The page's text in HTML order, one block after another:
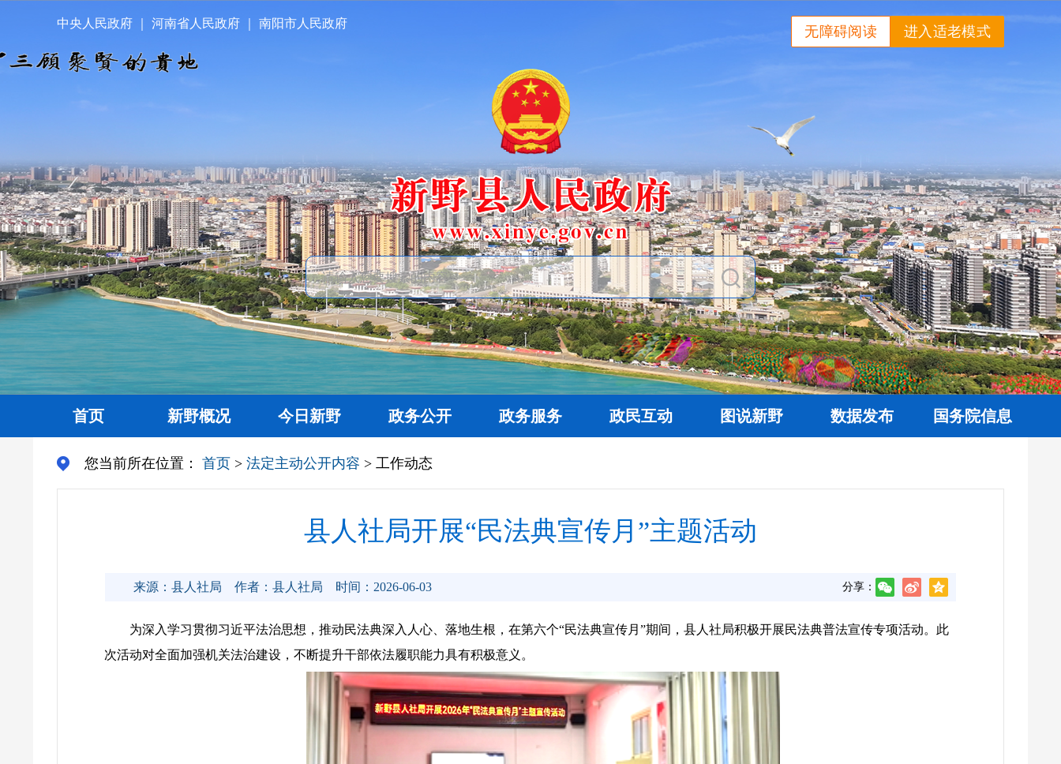
中央人民政府 河南省人民政府 南阳市人民政府
进入适老模式
无障碍阅读
首页 新野概况 今日新野 政务公开 政务服务 政民互动 图说新野 数据发布 国务院信息
您当前所在位置： 首页 > 法定主动公开内容 > 工作动态
县人社局开展“民法典宣传月”主题活动
来源：县人社局 作者：县人社局 时间：2026-06-03 分享：
为深入学习贯彻习近平法治思想，推动民法典深入人心、落地生根，在第六个“民法典宣传月”期间，县人社局积极开展民法典普法宣传专项活动。此
次活动对全面加强机关法治建设，不断提升干部依法履职能力具有积极意义。